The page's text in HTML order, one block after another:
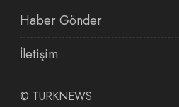
Haber Gönder
İletişim
© TURKNEWS